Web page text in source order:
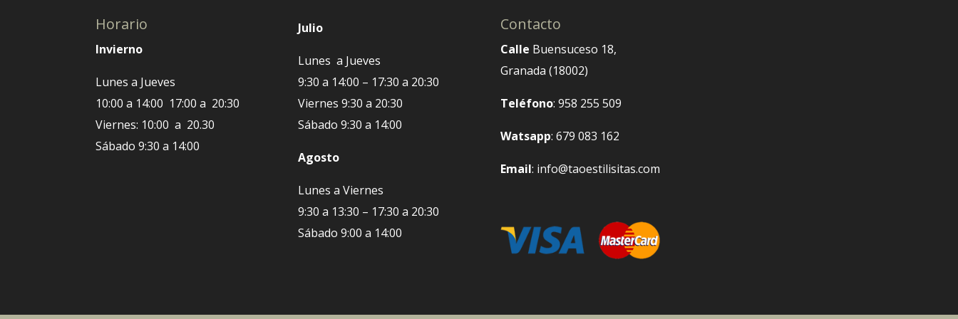
Horario
Invierno
Lunes a Jueves
10:00 a 14:00 17:00 a 20:30
Viernes: 10:00 a 20.30
Sábado 9:30 a 14:00
Julio
Lunes a Jueves
9:30 a 14:00 – 17:30 a 20:30
Viernes 9:30 a 20:30
Sábado 9:30 a 14:00
Agosto
Lunes a Viernes
9:30 a 13:30 – 17:30 a 20:30
Sábado 9:00 a 14:00
Contacto
Calle Buensuceso 18,
Granada (18002)
Teléfono: 958 255 509
Watsapp: 679 083 162
Email: info@taoestilisitas.com